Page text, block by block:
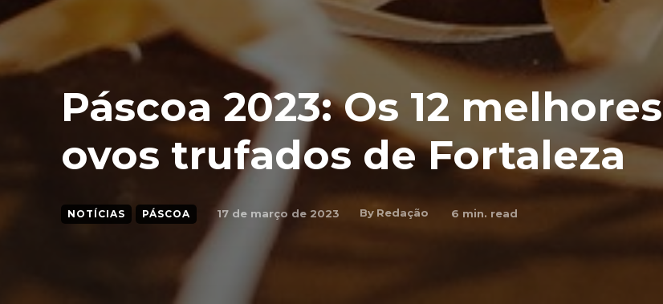
Páscoa 2023: Os 12 melhores
ovos trufados de Fortaleza
NOTÍCIAS PÁSCOA 17 de março de 2023 By Redação 6 min. read